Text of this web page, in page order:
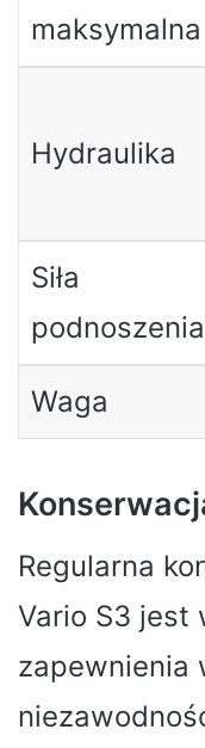
maksymalna
Hydraulika
Siła
podnoszenia
Waga
Regularna
Vario S3 jest
zapewnienia